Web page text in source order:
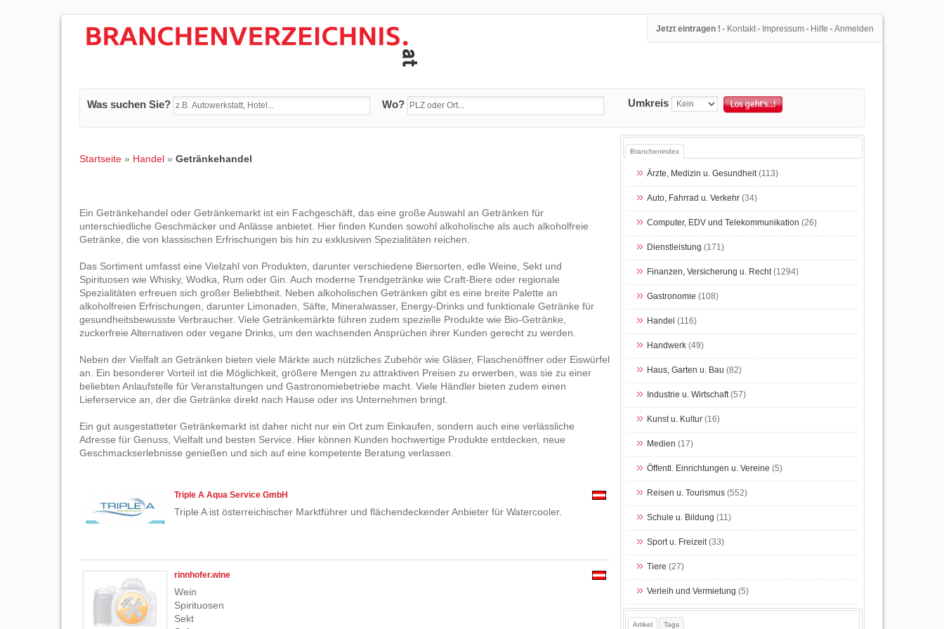
Jetzt eintragen ! - Kontakt- Impressum- Hilfe - Anmelden
Was suchen Sie? Wo? Umkreis
Startseite » Handel » Getränkehandel
Ein Getränkehandel oder Getränkemarkt ist ein Fachgeschäft, das eine große Auswahl an Getränken für
unterschiedliche Geschmäcker und Anlässe anbietet. Hier finden Kunden sowohl alkoholische als auch alkoholfreie
Getränke, die von klassischen Erfrischungen bis hin zu exklusiven Spezialitäten reichen.
Das Sortiment umfasst eine Vielzahl von Produkten, darunter verschiedene Biersorten, edle Weine, Sekt und
Spirituosen wie Whisky, Wodka, Rum oder Gin. Auch moderne Trendgetränke wie Craft-Biere oder regionale
Spezialitäten erfreuen sich großer Beliebtheit. Neben alkoholischen Getränken gibt es eine breite Palette an
alkoholfreien Erfrischungen, darunter Limonaden, Säfte, Mineralwasser, Energy-Drinks und funktionale Getränke für
gesundheitsbewusste Verbraucher. Viele Getränkemärkte führen zudem spezielle Produkte wie Bio-Getränke,
zuckerfreie Alternativen oder vegane Drinks, um den wachsenden Ansprüchen ihrer Kunden gerecht zu werden.
Neben der Vielfalt an Getränken bieten viele Märkte auch nützliches Zubehör wie Gläser, Flaschenöffner oder Eiswürfel
an. Ein besonderer Vorteil ist die Möglichkeit, größere Mengen zu attraktiven Preisen zu erwerben, was sie zu einer
beliebten Anlaufstelle für Veranstaltungen und Gastronomiebetriebe macht. Viele Händler bieten zudem einen
Lieferservice an, der die Getränke direkt nach Hause oder ins Unternehmen bringt.
Ein gut ausgestatteter Getränkemarkt ist daher nicht nur ein Ort zum Einkaufen, sondern auch eine verlässliche
Adresse für Genuss, Vielfalt und besten Service. Hier können Kunden hochwertige Produkte entdecken, neue
Geschmackserlebnisse genießen und sich auf eine kompetente Beratung verlassen.
Triple A Aqua Service GmbH
Triple A ist österreichischer Marktführer und flächendeckender Anbieter für Watercooler.
rinnhofer.wine
Wein
Spirituosen
Sekt
Branchenindex
Ärzte, Medizin u. Gesundheit(113)
Auto, Fahrrad u. Verkehr(34)
Computer, EDV und Telekommunikation (26)
Dienstleistung (171)
Finanzen, Versicherung u. Recht(1294)
Gastronomie (108)
Handel (116)
Handwerk(49)
Haus, Garten u. Bau (82)
Industrie u. Wirtschaft(57)
Kunst u. Kultur(16)
Medien (17)
Öffentl. Einrichtungen u. Vereine (5)
Reisen u. Tourismus(552)
Schule u. Bildung (11)
Sport u. Freizeit(33)
Tiere (27)
Verleih und Vermietung (5)
Artikel Tags